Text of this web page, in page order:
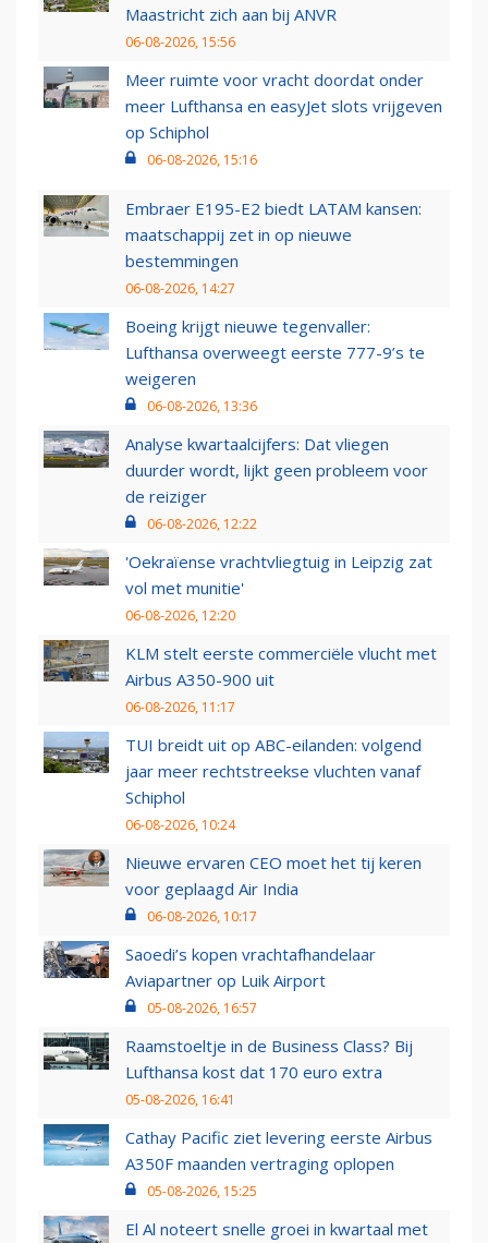
Maastricht zich aan bij ANVR
06-08-2026, 15:56
Meer ruimte voor vracht doordat onder
meer Lufthansa en easyJet slots vrijgeven
op Schiphol
06-08-2026, 15:16
Embraer E195-E2 biedt LATAM kansen:
maatschappij zet in op nieuwe
bestemmingen
06-08-2026, 14:27
Boeing krijgt nieuwe tegenvaller:
Lufthansa overweegt eerste 777-9’s te
weigeren
06-08-2026, 13:36
Analyse kwartaalcijfers: Dat vliegen
duurder wordt, lijkt geen probleem voor
de reiziger
06-08-2026, 12:22
'Oekraïense vrachtvliegtuig in Leipzig zat
vol met munitie'
06-08-2026, 12:20
KLM stelt eerste commerciële vlucht met
Airbus A350-900 uit
06-08-2026, 11:17
TUI breidt uit op ABC-eilanden: volgend
jaar meer rechtstreekse vluchten vanaf
Schiphol
06-08-2026, 10:24
Nieuwe ervaren CEO moet het tij keren
voor geplaagd Air India
06-08-2026, 10:17
Saoedi’s kopen vrachtafhandelaar
Aviapartner op Luik Airport
05-08-2026, 16:57
Raamstoeltje in de Business Class? Bij
Lufthansa kost dat 170 euro extra
05-08-2026, 16:41
Cathay Pacific ziet levering eerste Airbus
A350F maanden vertraging oplopen
05-08-2026, 15:25
El Al noteert snelle groei in kwartaal met